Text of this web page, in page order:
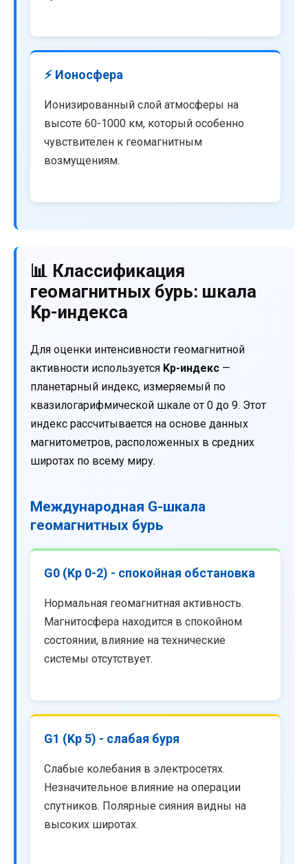
⚡ Ионосфера
Ионизированный слой атмосферы на
высоте 60-1000 км, который особенно
чувствителен к геомагнитным
возмущениям.
📊 Классификация
геомагнитных бурь: шкала
Kp-индекса
Для оценки интенсивности геомагнитной
активности используется Kp-индекс —
планетарный индекс, измеряемый по
квазилогарифмической шкале от 0 до 9. Этот
индекс рассчитывается на основе данных
магнитометров, расположенных в средних
широтах по всему миру.
Международная G-шкала
геомагнитных бурь
G0 (Kp 0-2) - спокойная обстановка
Нормальная геомагнитная активность.
Магнитосфера находится в спокойном
состоянии, влияние на технические
системы отсутствует.
G1 (Kp 5) - слабая буря
Слабые колебания в электросетях.
Незначительное влияние на операции
спутников. Полярные сияния видны на
высоких широтах.